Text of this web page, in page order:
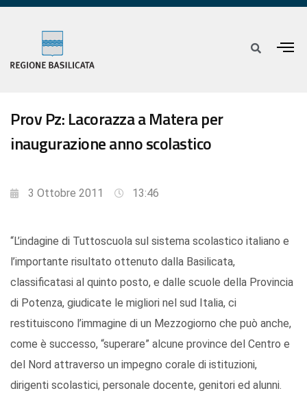
Prov Pz: Lacorazza a Matera per
inaugurazione anno scolastico
3 Ottobre 2011 13:46
“L’indagine di Tuttoscuola sul sistema scolastico italiano e
l’importante risultato ottenuto dalla Basilicata,
classificatasi al quinto posto, e dalle scuole della Provincia
di Potenza, giudicate le migliori nel sud Italia, ci
restituiscono l’immagine di un Mezzogiorno che può anche,
come è successo, “superare” alcune province del Centro e
del Nord attraverso un impegno corale di istituzioni,
dirigenti scolastici, personale docente, genitori ed alunni.